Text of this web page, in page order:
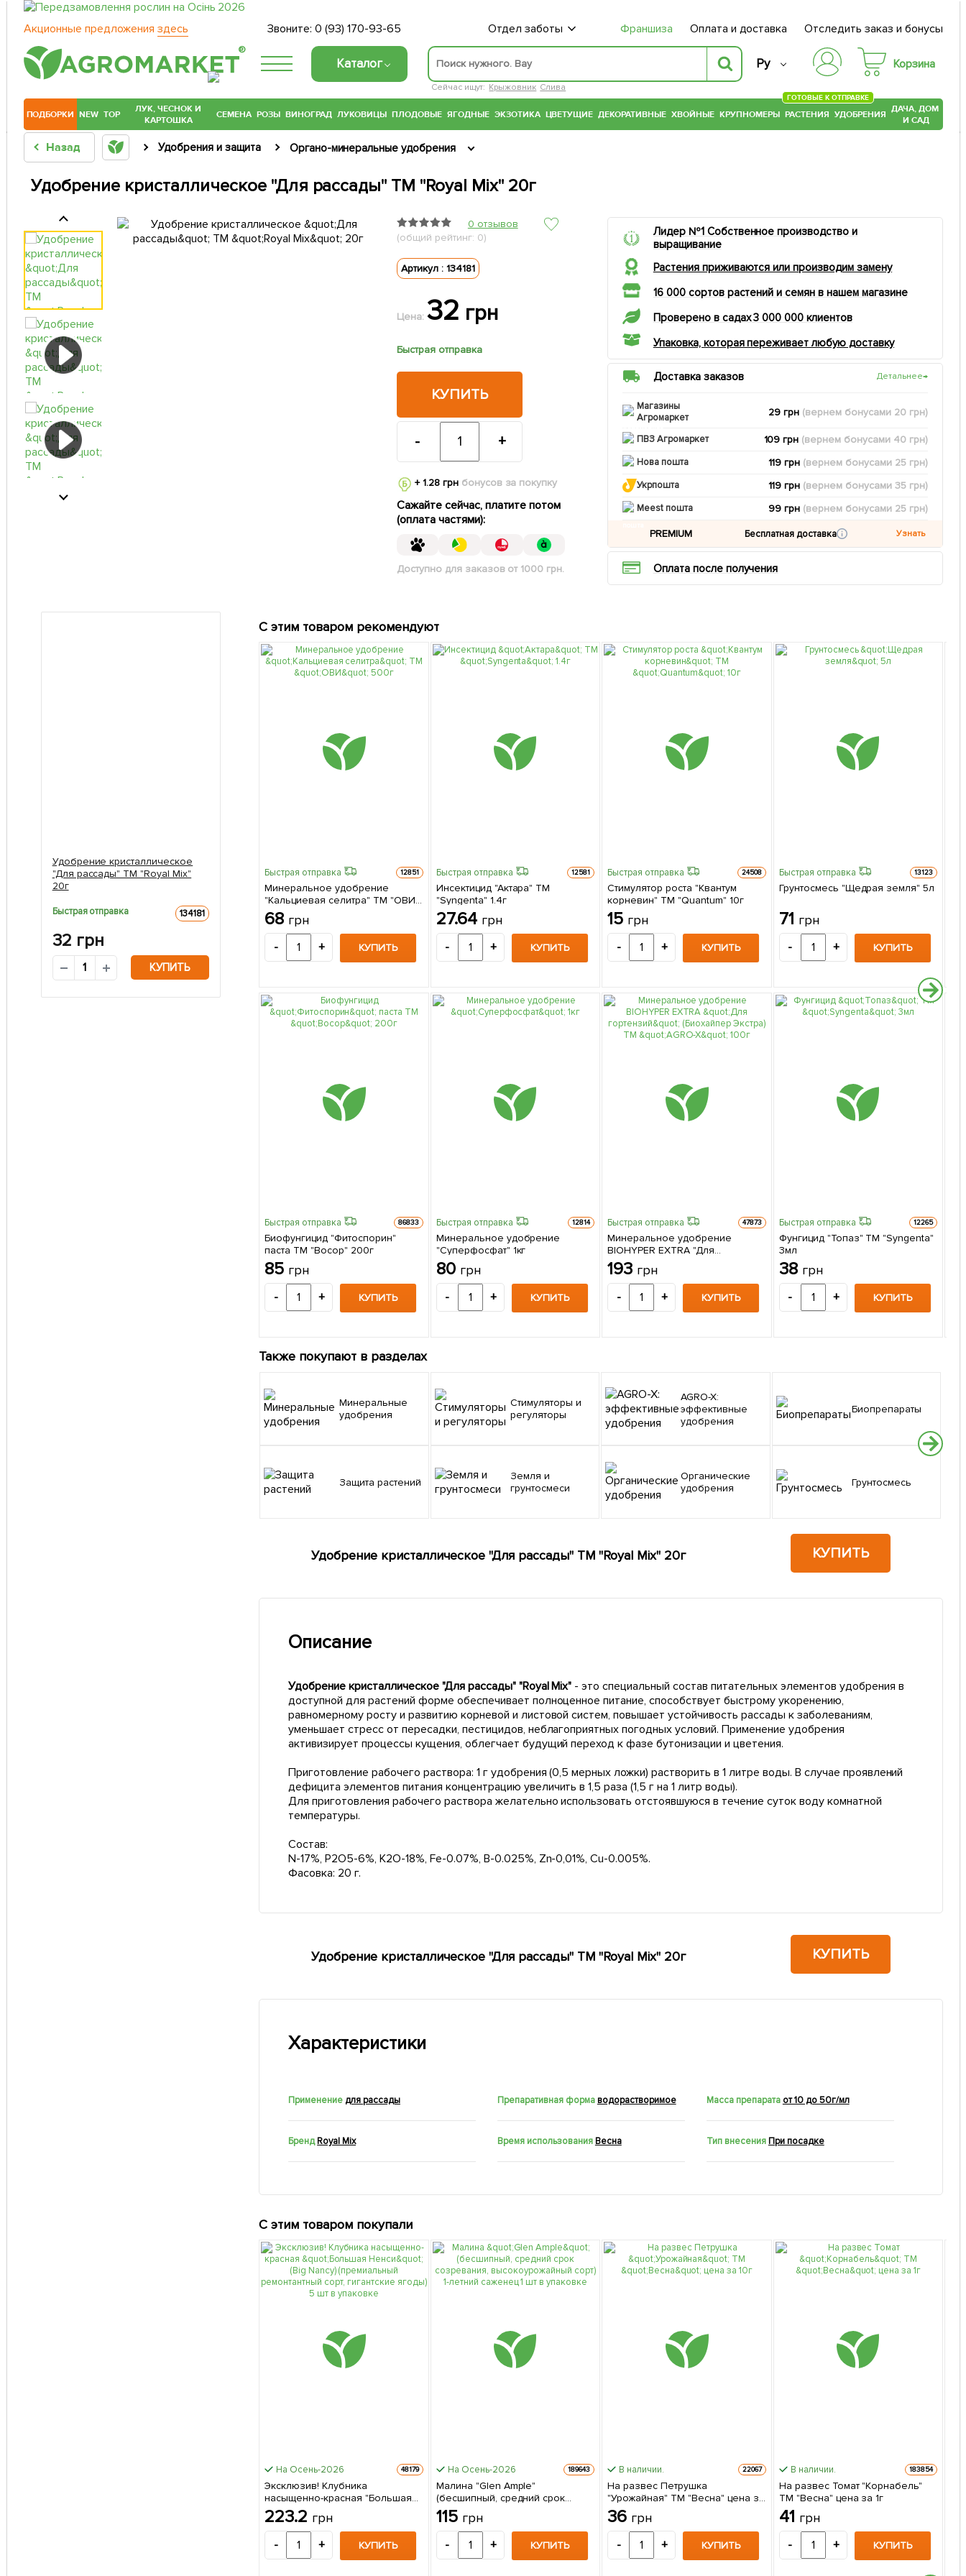
Акционные предложения здесь Звоните:0 (93) 170-93-65 Отдел заботы Франшиза Оплата и доставка Отследить заказ и бонусы
®
Каталог
Сейчас ищут: Крыжовник Слива
Ру Корзина
ПОДБОРКИ NEW TOP
ЛУК, ЧЕСНОК И
КАРТОШКА
СЕМЕНА РОЗЫ ВИНОГРАД ЛУКОВИЦЫ ПЛОДОВЫЕ ЯГОДНЫЕ ЭКЗОТИКА ЦВЕТУЩИЕ ДЕКОРАТИВНЫЕ ХВОЙНЫЕ КРУПНОМЕРЫ РАСТЕНИЯ
ГОТОВЫЕ К ОТПРАВКЕ
УДОБРЕНИЯ ДАЧА, ДОМ
И САД
Назад Удобрения и защита Органо-минеральные удобрения
Удобрение кристаллическое "Для рассады" ТМ "Royal Mix" 20г
0 отзывов
(общий рейтинг: 0)
Артикул : 134181
Цена: 32 грн
Быстрая отправка
КУПИТЬ
- +
+ 1.28 грнбонусов за покупку
Сажайте сейчас, платите потом
(оплата частями):
Доступно для заказов от 1000 грн.
Лидер №1 Собственное производство и
выращивание
Растения приживаются или производим замену
16 000 сортов растений и семян в нашем магазине
Проверено в садах 3 000 000 клиентов
Упаковка, которая переживает любую доставку
Доставка заказов Детальнее→
Магазины
Агромаркет
29 грн (вернем бонусами 20 грн)
ПВЗ Агромаркет 109 грн (вернем бонусами 40 грн)
Нова пошта 119 грн (вернем бонусами 25 грн)
Укрпошта 119 грн (вернем бонусами35 грн)
Meest пошта 99 грн (вернем бонусами 25 грн)
PREMIUM Бесплатная доставка Узнать
Оплата после получения
Удобрение кристаллическое
"Для рассады" ТМ "Royal Mix"
20г
Быстрая отправка 134181
32 грн
КУПИТЬ
С этим товаром рекомендуют
Быстрая отправка 12851
Минеральное удобрение
"Кальциевая селитра" ТМ "ОВИ"
500г
68 грн
- + КУПИТЬ
Быстрая отправка 12581
Инсектицид "Актара" ТМ
"Syngenta" 1.4г
27.64 грн
- + КУПИТЬ
Быстрая отправка 24508
Стимулятор роста "Квантум
корневин" ТМ "Quantum" 10г
15 грн
- + КУПИТЬ
Быстрая отправка 13123
Грунтосмесь "Щедрая земля" 5л
71 грн
- + КУПИТЬ
Быстрая отправка 86833
Биофунгицид "Фитоспорин"
паста ТМ "Восор" 200г
85 грн
- + КУПИТЬ
Быстрая отправка 12814
Минеральное удобрение
"Суперфосфат" 1кг
80 грн
- + КУПИТЬ
Быстрая отправка 47873
Минеральное удобрение
BIOHYPER EXTRA "Для
гортензий" (Биохайпер Экстра)
ТМ "AGRO-X" 100г
193 грн
- + КУПИТЬ
Быстрая отправка 12265
Фунгицид "Топаз" ТМ "Syngenta"
3мл
38 грн
- + КУПИТЬ
Также покупают в разделах
Минеральные
удобрения
Защита растений
Стимуляторы и
регуляторы
Земля и
грунтосмеси
AGRO-X:
эффективные
удобрения
Органические
удобрения
Биопрепараты
Грунтосмесь
Удобрение кристаллическое "Для рассады" ТМ "Royal Mix" 20г КУПИТЬ
Описание
Удобрение кристаллическое "Для рассады" "Royal Mix" - это специальный состав питательных элементов удобрения в
доступной для растений форме обеспечивает полноценное питание, способствует быстрому укоренению,
равномерному росту и развитию корневой и листовой систем, повышает устойчивость рассады к заболеваниям,
уменьшает стресс от пересадки, пестицидов, неблагоприятных погодных условий. Применение удобрения
активизирует процессы кущения, облегчает будущий переход к фазе бутонизации и цветения.
Приготовление рабочего раствора: 1 г удобрения (0,5 мерных ложки) растворить в 1 литре воды. В случае проявлений
дефицита элементов питания концентрацию увеличить в 1,5 раза (1,5 г на 1 литр воды).
Для приготовления рабочего раствора желательно использовать отстоявшуюся в течение суток воду комнатной
температуры.
Состав:
N-17%, P2O5-6%, K2O-18%, Fe-0.07%, B-0.025%, Zn-0,01%, Cu-0.005%.
Фасовка: 20 г.
Удобрение кристаллическое "Для рассады" ТМ "Royal Mix" 20г КУПИТЬ
Характеристики
Применениедля рассады Препаративная формаводорастворимое Масса препарата от 10 до 50г/мл
Бренд Royal Mix Время использования Весна Тип внесения При посадке
С этим товаром покупали
На Осень-2026 48179
Эксклюзив! Клубника
насыщенно-красная "Большая
Ненси" (Big Nancy)
(премиальный ремонтантный
сорт, гигантские ягоды) 5 шт в
упаковке
223.2 грн
- + КУПИТЬ
На Осень-2026 189643
Малина "Glen Ample"
(бесшипный, средний срок
созревания, высокоурожайный
сорт) 1-летний саженец 1 шт в
упаковке
115 грн
- + КУПИТЬ
В наличии. 22067
На развес Петрушка
"Урожайная" ТМ "Весна" цена за
10г
36 грн
- + КУПИТЬ
В наличии. 183854
На развес Томат "Корнабель"
ТМ "Весна" цена за 1г
41 грн
- + КУПИТЬ